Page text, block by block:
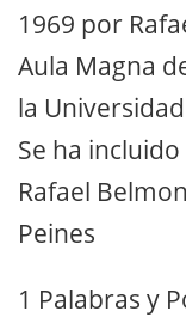
1969 por
Aula Magna
la
Se ha
Rafael
Peines
1 Palabras y